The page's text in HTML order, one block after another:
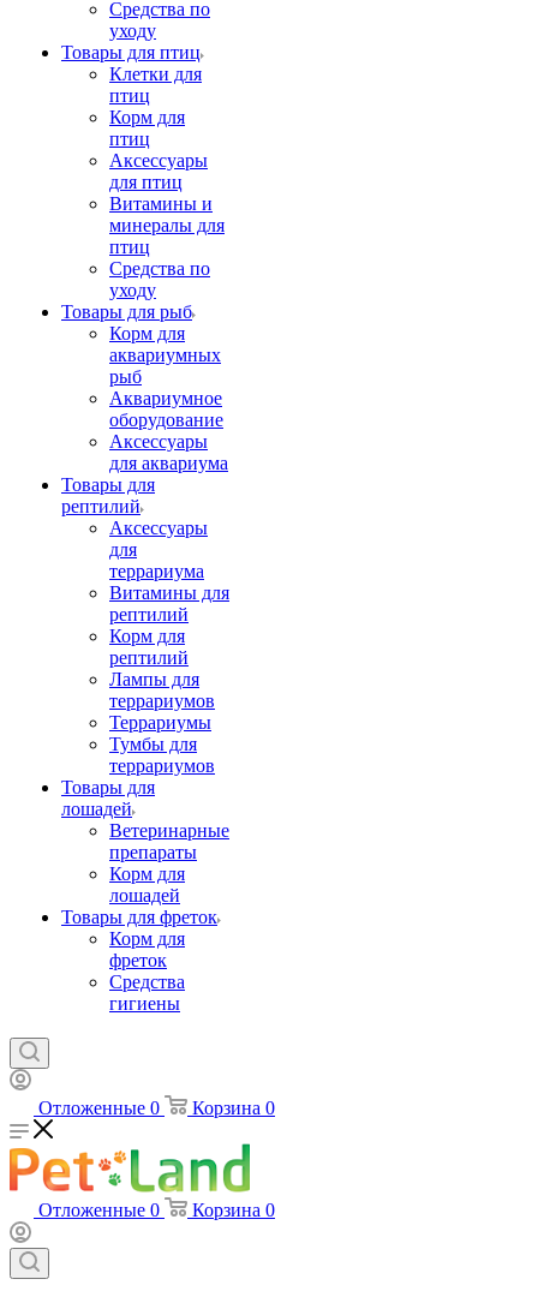
Средства по
уходу
Товары для птиц
Клетки для
птиц
Корм для
птиц
Аксессуары
для птиц
Витамины и
минералы для
птиц
Средства по
уходу
Товары для рыб
Корм для
аквариумных
рыб
Аквариумное
оборудование
Аксессуары
для аквариума
Товары для
рептилий
Аксессуары
для
террариума
Витамины для
рептилий
Корм для
рептилий
Лампы для
террариумов
Террариумы
Тумбы для
террариумов
Товары для
лошадей
Ветеринарные
препараты
Корм для
лошадей
Товары для фреток
Корм для
фреток
Средства
гигиены
Отложенные 0 Корзина 0
Отложенные 0 Корзина 0